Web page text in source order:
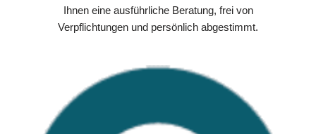
Ihnen eine ausführliche Beratung, frei von
Verpflichtungen und persönlich abgestimmt.